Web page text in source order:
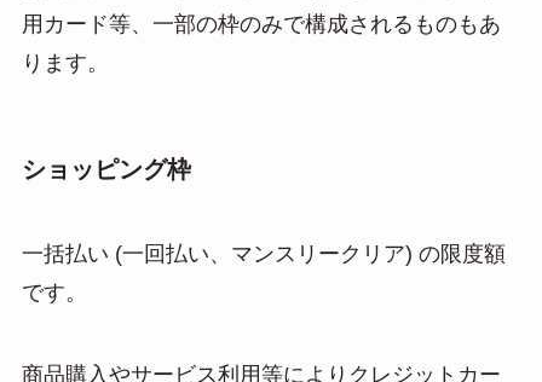
用カード等、一部の枠のみで構成されるものもあ
ります。
ショッピング枠
一括払い (一回払い、マンスリークリア) の限度額
です。
商品購入やサービス利用等によりクレジットカー